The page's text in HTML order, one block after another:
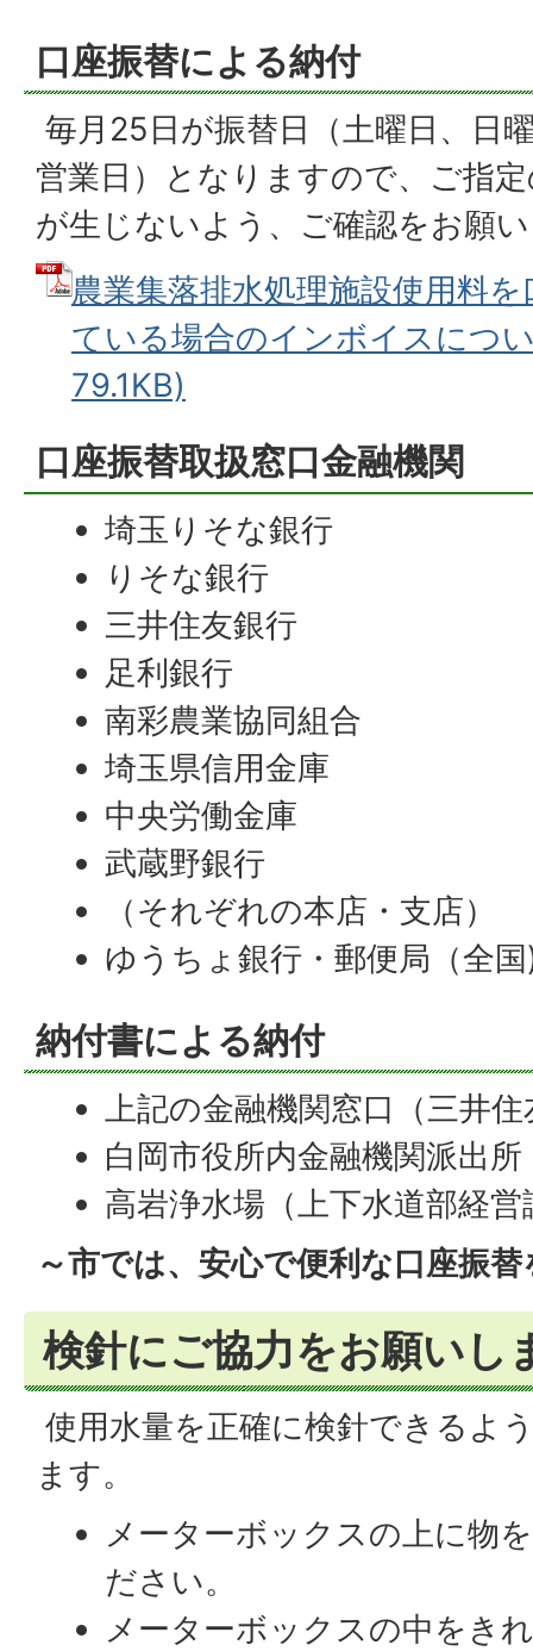
口座振替による納付
毎月25日が振替日（土曜日、日
営業日）となりますので、ご指
が生じないよう、ご確認をお願
農業集落排水処理施設使用料
ている場合のインボイスにつ
79.1KB)
口座振替取扱窓口金融機関
埼玉りそな銀行
りそな銀行
三井住友銀行
足利銀行
南彩農業協同組合
埼玉県信用金庫
中央労働金庫
武蔵野銀行
（それぞれの本店・支店）
ゆうちょ銀行・郵便局（全
納付書による納付
上記の金融機関窓口（三井
白岡市役所内金融機関派出所
高岩浄水場（上下水道部経営
～市では、安心で便利な口座振
検針にご協力をお願いし
使用水量を正確に検針できるよ
ます。
メーターボックスの上に物
ださい。
メーターボックスの中をき